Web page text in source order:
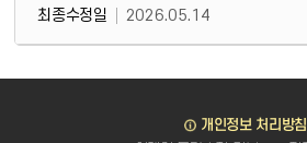
최종수정일
2026.05.14
개인정보 처리방침